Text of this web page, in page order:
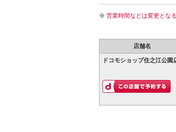
営業時間などは変更とな
店舗名
ドコモショップ住之江公園